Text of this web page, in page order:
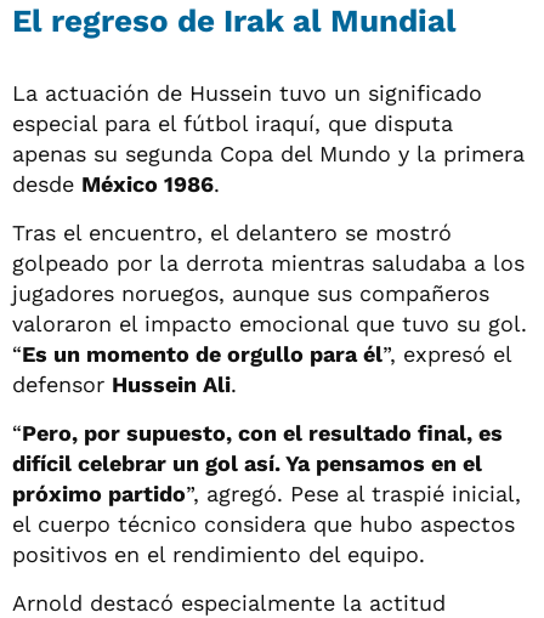
El regreso de Irak al Mundial
La actuación de Hussein tuvo un significado
especial para el fútbol iraquí, que disputa
apenas su segunda Copa del Mundo y la primera
desde México 1986.
Tras el encuentro, el delantero se mostró
golpeado por la derrota mientras saludaba a los
jugadores noruegos, aunque sus compañeros
valoraron el impacto emocional que tuvo su gol.
“Es un momento de orgullo para él”, expresó el
defensor Hussein Ali.
“Pero, por supuesto, con el resultado final, es
difícil celebrar un gol así. Ya pensamos en el
próximo partido”, agregó. Pese al traspié inicial,
el cuerpo técnico considera que hubo aspectos
positivos en el rendimiento del equipo.
Arnold destacó especialmente la actitud